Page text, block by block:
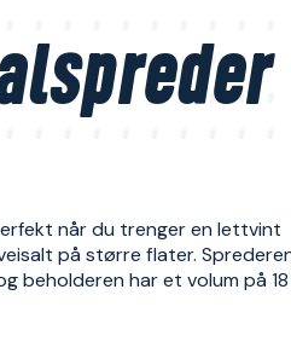
når du trenger en lettvint
på større flater.
beholderen har et volum på